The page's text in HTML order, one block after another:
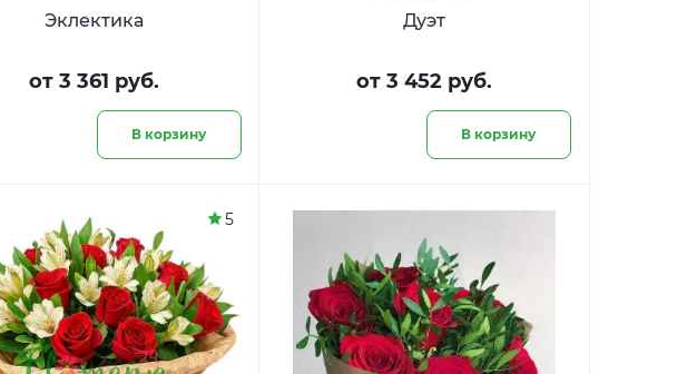
Эклектика
от 3 361 руб.
В корзину
Дуэт
от 3 452 руб.
В корзину
5